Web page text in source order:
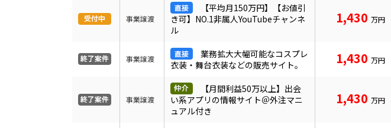
事業譲渡
【平均月150万円】【お値引
き可】NO.1非属人YouTubeチャンネ
ル
1,430 万円
事業譲渡
業務拡大大幅可能なコスプレ
衣装・舞台衣装などの販売サイト。
1,430 万円
事業譲渡
【月間利益50万以上】出会
い系アプリの情報サイト＠外注マニ
ュアル付き
1,430 万円